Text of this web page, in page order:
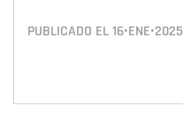
PUBLICADO EL16•ENE•2025